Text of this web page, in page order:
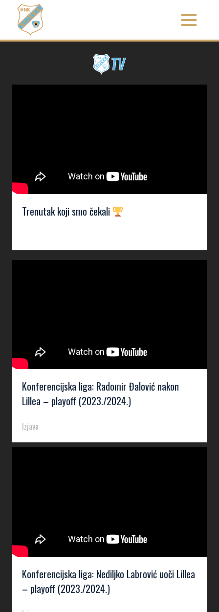
Trenutak koji smo čekali
Konferencijska liga: Radomir Đalović nakon
Lillea – playoff (2023./2024.)
Izjava
Konferencijska liga: Nediljko Labrović uoči Lillea
– playoff (2023./2024.)